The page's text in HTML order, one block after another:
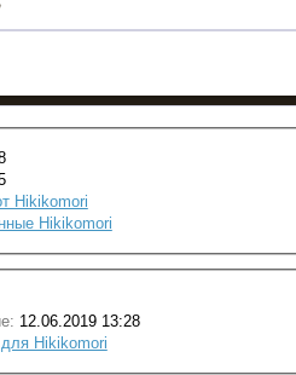
Hikikomori
Hikikomori
12.06.2019 13:28
Hikikomori